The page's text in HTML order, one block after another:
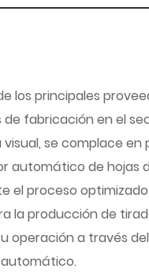
los principales
de fabricación en el
se complace en
automático de hojas
el proceso
la producción de
operación a través